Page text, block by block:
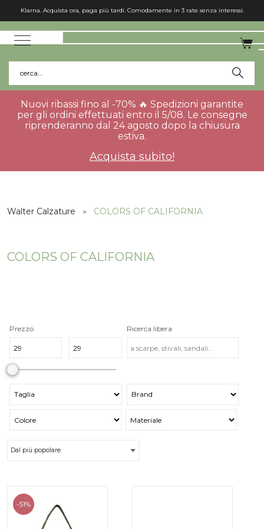
Klarna. Acquista ora, paga più tardi. Comodamente in 3 rate senza interessi.
cerca...
Nuovi ribassi fino al -70% 🔥 Spedizioni garantite
per gli ordini effettuati entro il 5/08. Le consegne
riprenderanno dal 24 agosto dopo la chiusura
estiva.
Acquista subito!
Walter Calzature COLORS OF CALIFORNIA
COLORS OF CALIFORNIA